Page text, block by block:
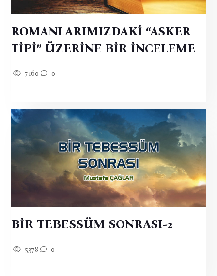
ROMANLARIMIZDAKİ “ASKER
TİPİ” ÜZERİNE BİR İNCELEME
7160 0
BİR TEBESSÜM SONRASI-2
5378 0